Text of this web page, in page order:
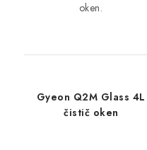
oken.
Gyeon Q2M Glass 4L
čistič oken